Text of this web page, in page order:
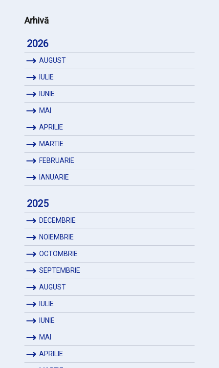
Arhivă
2026
AUGUST
IULIE
IUNIE
MAI
APRILIE
MARTIE
FEBRUARIE
IANUARIE
2025
DECEMBRIE
NOIEMBRIE
OCTOMBRIE
SEPTEMBRIE
AUGUST
IULIE
IUNIE
MAI
APRILIE